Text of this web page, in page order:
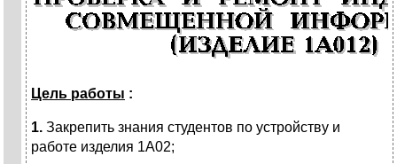
Цель работы :
1. Закрепить знания студентов по устройству и
работе изделия 1А02;